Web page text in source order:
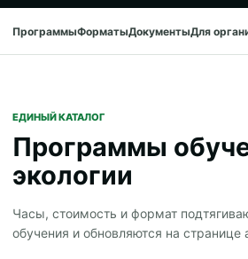
ПрограммыФорматыДокументыДля
ЕДИНЫЙ КАТАЛОГ
Программы
экологии
Часы, стоимость и формат
обучения и обновляются на странице